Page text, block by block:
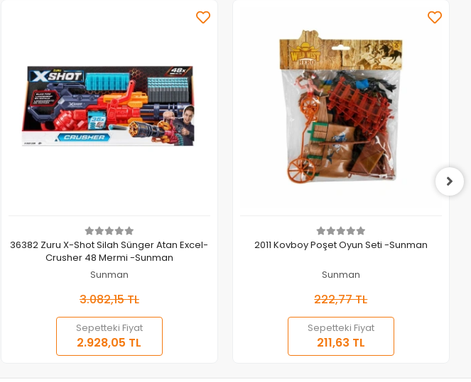
Sepete Ekle
36382 Zuru X-Shot Silah Sünger Atan Excel-
Crusher 48 Mermi -Sunman
Sunman
3.082,15 TL
Sepetteki Fiyat
2.928,05 TL
Sepete Ekle
2011 Kovboy Poşet Oyun Seti -Sunman
Sunman
222,77 TL
Sepetteki Fiyat
211,63 TL